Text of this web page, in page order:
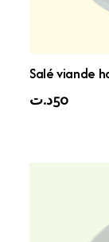
Salé viande
50د.ت